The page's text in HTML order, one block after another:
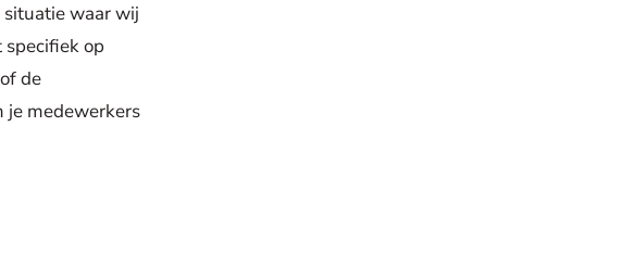
waar wij
op
de
je medewerkers